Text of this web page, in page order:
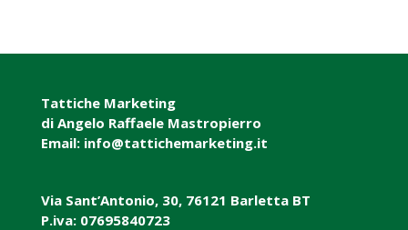
Tattiche Marketing
di Angelo Raffaele Mastropierro
Email: info@tattichemarketing.it
Via Sant’Antonio, 30, 76121 Barletta BT
P.iva: 07695840723